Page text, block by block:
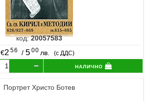
код:20057583
€2 56 / 5 00 лв. (с ДДС)
налично
Портрет Христо Ботев